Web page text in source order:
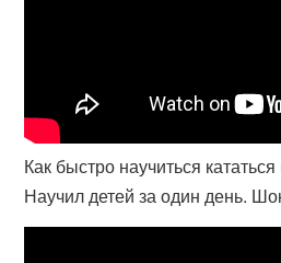
Как быстро научиться
Научил детей за один день.